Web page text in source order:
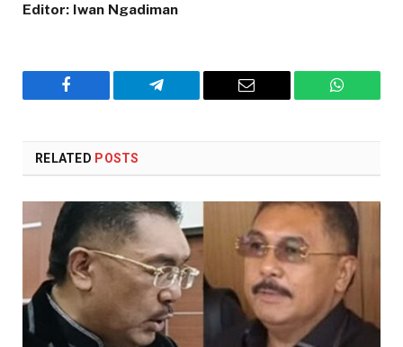
Editor: Iwan Ngadiman
Facebook Telegram Email
RELATED POSTS